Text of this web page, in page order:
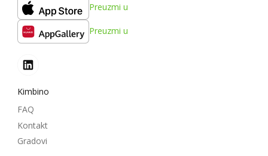
Preuzmi u
Preuzmi u
Kimbino
FAQ
Kontakt
Gradovi